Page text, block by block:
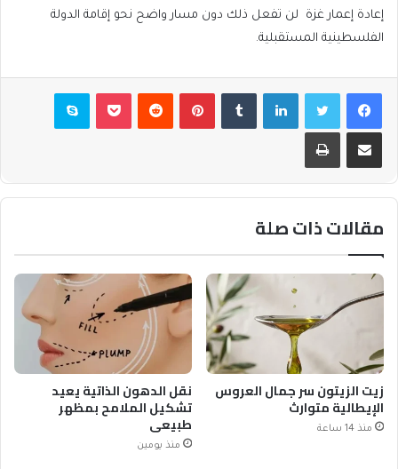
إعادة إعمار غزة لن تفعل ذلك دون مسار واضح نحو إقامة الدولة
الفلسطينية المستقبلية.
فيسبوكتويتر لينكدإن بينتيريست بوكيت سكايب
مشاركة عبر البريد طباعة
مقالات ذات صلة
زيت الزيتون سر جمال العروس
الإيطالية متوارث
منذ 14 ساعة
نقل الدهون الذاتية يعيد
تشكيل الملامح بمظهر
طبيعي
منذ يومين